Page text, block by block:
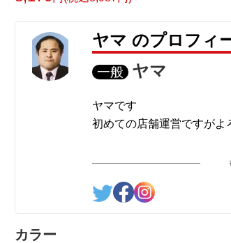
ヤマ のプロフィ
一般 ヤマ
ヤマです
初めての店舗運営ですがよ
カラー